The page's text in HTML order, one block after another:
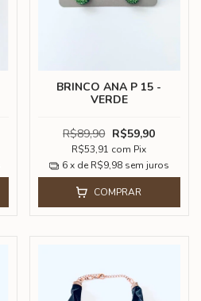
BRINCO ANA P 15 -
VERDE
R$89,90 R$59,90
R$53,91 com Pix
6 x de R$9,98 sem juros
COMPRAR